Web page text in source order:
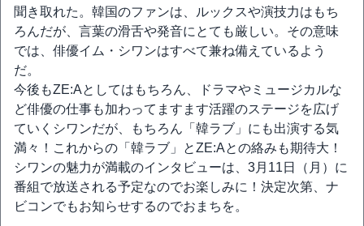
聞き取れた。韓国のファンは、ルックスや演技力はもち
ろんだが、言葉の滑舌や発音にとても厳しい。その意味
では、俳優イム・シワンはすべて兼ね備えているよう
だ。
今後もZE:Aとしてはもちろん、ドラマやミュージカルな
ど俳優の仕事も加わってますます活躍のステージを広げ
ていくシワンだが、もちろん「韓ラブ」にも出演する気
満々！これからの「韓ラブ」とZE:Aとの絡みも期待大！
シワンの魅力が満載のインタビューは、3月11日（月）に
番組で放送される予定なのでお楽しみに！決定次第、ナ
ビコンでもお知らせするのでおまちを。